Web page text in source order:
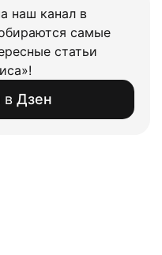
наш канал в
самые
статьи
в Дзен